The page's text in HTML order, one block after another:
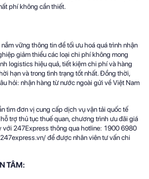
phí không cần thiết.
vững thông tin để tối ưu hoá quá trình nhận
giảm thiểu các loại chi phí không mong
logistics hiệu quả, tiết kiệm chi phí và hàng
hạn và trong tình trạng tốt nhất. Đồng thời,
hỏi: nhận hàng từ nước ngoài gửi về Việt Nam
tìm đơn vị cung cấp dịch vụ vận tải quốc tế
trợ thủ tục thuế quan, chương trình ưu đãi giá
với 247Express thông qua hotline: 1900 6980
để được nhân viên tư vấn chi
TÂM: